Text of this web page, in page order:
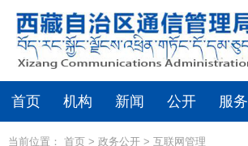
首页 机构 新闻 公开 服务
当前位置： 首页 > 政务公开 > 互联网管理